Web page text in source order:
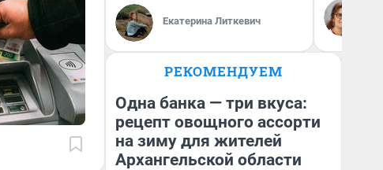
Екатерина Литкевич
РЕКОМЕНДУЕМ
Одна банка — три вкуса:
рецепт овощного ассорти
на зиму для жителей
Архангельской области